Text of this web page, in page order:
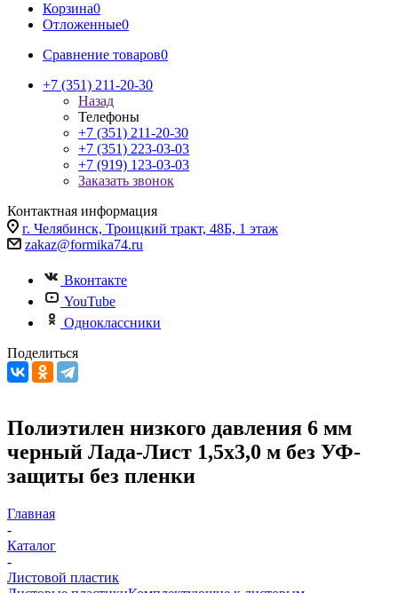
Корзина0
Отложенные0
Сравнение товаров0
+7 (351) 211-20-30
Назад
Телефоны
+7 (351) 211-20-30
+7 (351) 223-03-03
+7 (919) 123-03-03
Заказать звонок
Контактная информация
г. Челябинск, Троицкий тракт, 48Б, 1 этаж
zakaz@formika74.ru
Вконтакте
YouTube
Одноклассники
Поделиться
Полиэтилен низкого давления 6 мм
черный Лада-Лист 1,5х3,0 м без УФ-
защиты без пленки
Главная
-
Каталог
-
Листовой пластик